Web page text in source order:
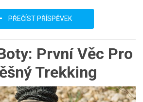
PŘEČÍST PŘÍSPĚVEK
První Věc Pro
Trekking